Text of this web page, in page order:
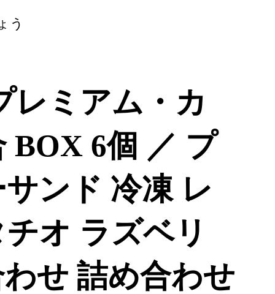
う
レミアム・カ
BOX 6個 ／ プ
ンド 冷凍 レ
オ ラズベリ
せ 詰め合わせ